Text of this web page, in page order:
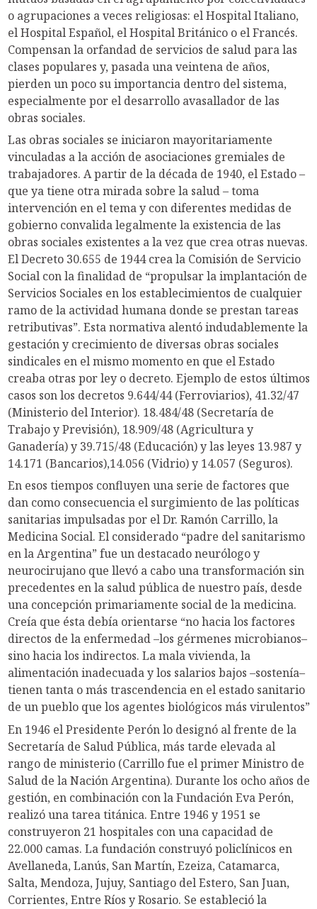
o agrupaciones a veces religiosas: el Hospital Italiano,
el Hospital Español, el Hospital Británico o el Francés.
Compensan la orfandad de servicios de salud para las
clases populares y, pasada una veintena de años,
pierden un poco su importancia dentro del sistema,
especialmente por el desarrollo avasallador de las
obras sociales.
Las obras sociales se iniciaron mayoritariamente
vinculadas a la acción de asociaciones gremiales de
trabajadores. A partir de la década de 1940, el Estado –
que ya tiene otra mirada sobre la salud – toma
intervención en el tema y con diferentes medidas de
gobierno convalida legalmente la existencia de las
obras sociales existentes a la vez que crea otras nuevas.
El Decreto 30.655 de 1944 crea la Comisión de Servicio
Social con la finalidad de “propulsar la implantación de
Servicios Sociales en los establecimientos de cualquier
ramo de la actividad humana donde se prestan tareas
retributivas”. Esta normativa alentó indudablemente la
gestación y crecimiento de diversas obras sociales
sindicales en el mismo momento en que el Estado
creaba otras por ley o decreto. Ejemplo de estos últimos
casos son los decretos 9.644/44 (Ferroviarios), 41.32/47
(Ministerio del Interior). 18.484/48 (Secretaría de
Trabajo y Previsión), 18.909/48 (Agricultura y
Ganadería) y 39.715/48 (Educación) y las leyes 13.987 y
14.171 (Bancarios),14.056 (Vidrio) y 14.057 (Seguros).
En esos tiempos confluyen una serie de factores que
dan como consecuencia el surgimiento de las políticas
sanitarias impulsadas por el Dr. Ramón Carrillo, la
Medicina Social. El considerado “padre del sanitarismo
en la Argentina” fue un destacado neurólogo y
neurocirujano que llevó a cabo una transformación sin
precedentes en la salud pública de nuestro país, desde
una concepción primariamente social de la medicina.
Creía que ésta debía orientarse “no hacia los factores
directos de la enfermedad –los gérmenes microbianos–
sino hacia los indirectos. La mala vivienda, la
alimentación inadecuada y los salarios bajos –sostenía–
tienen tanta o más trascendencia en el estado sanitario
de un pueblo que los agentes biológicos más virulentos”
En 1946 el Presidente Perón lo designó al frente de la
Secretaría de Salud Pública, más tarde elevada al
rango de ministerio (Carrillo fue el primer Ministro de
Salud de la Nación Argentina). Durante los ocho años de
gestión, en combinación con la Fundación Eva Perón,
realizó una tarea titánica. Entre 1946 y 1951 se
construyeron 21 hospitales con una capacidad de
22.000 camas. La fundación construyó policlínicos en
Avellaneda, Lanús, San Martín, Ezeiza, Catamarca,
Salta, Mendoza, Jujuy, Santiago del Estero, San Juan,
Corrientes, Entre Ríos y Rosario. Se estableció la